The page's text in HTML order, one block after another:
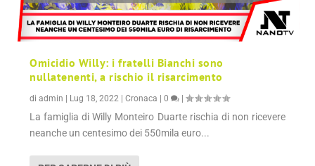
Omicidio Willy: i fratelli Bianchi sono
nullatenenti, a rischio il risarcimento
diadmin Lug 18, 2022 |Cronaca |0 |
La famiglia di Willy Monteiro Duarte rischia di non ricevere
neanche un centesimo dei 550mila euro...